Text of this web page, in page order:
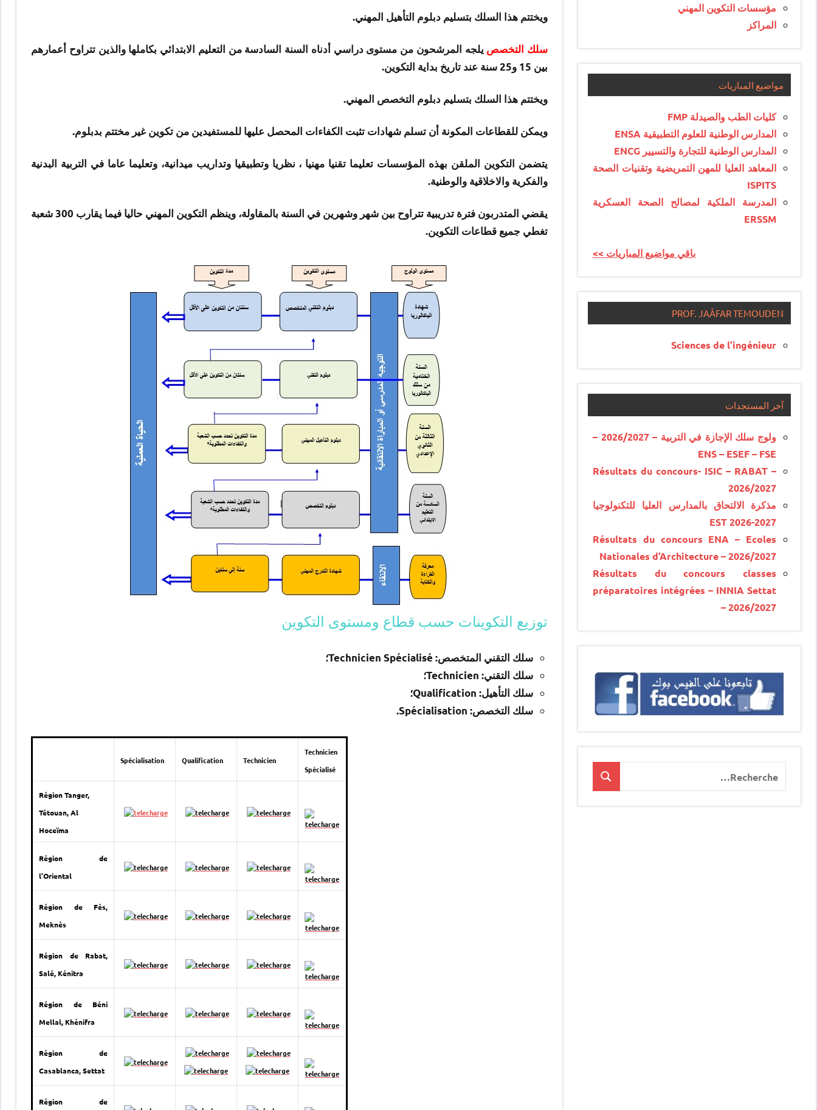
ويختتم هذا السلك بتسليم دبلوم التأهيل المهني.
سلك التخصص يلجه المرشحون من مستوى دراسي أدناه السنة السادسة من التعليم الابتدائي بكاملها والذين تتراوح أعمارهم
بين 15 و25 سنة عند تاريخ بداية التكوين.
ويختتم هذا السلك بتسليم دبلوم التخصص المهني.
ويمكن للقطاعات المكونة أن تسلم شهادات تثبت الكفاءات المحصل عليها للمستفيدين من تكوين غير مختتم بدبلوم.
يتضمن التكوين الملقن بهذه المؤسسات تعليما تقنيا مهنيا ، نظريا وتطبيقيا وتداريب ميدانية، وتعليما عاما في التربية البدنية
والفكرية والاخلاقية والوطنية.
يقضي المتدربون فترة تدريبية تتراوح بين شهر وشهرين في السنة بالمقاولة، وينظم التكوين المهني حاليا فيما يقارب 300 شعبة
تغطي جميع قطاعات التكوين.
توزيع التكوينات حسب قطاع ومستوى التكوين
سلك التقني المتخصص: Technicien Spécialisé؛
سلك التقني: Technicien؛
سلك التأهيل: Qualification؛
سلك التخصص: Spécialisation.
Spécialisation Qualification Technicien
Technicien
Spécialisé
Région Tanger,
Tétouan, Al
Hoceïma
Région de
l’Oriental
Région de Fès,
Meknès
Région de Rabat,
Salé, Kénitra
Région de Béni
Mellal, Khénifra
Région de
Casablanca, Settat
Région de
مؤسسات التكوين المهني
المراكز
مواضيع المباريات
كليات الطب والصيدلة FMP
المدارس الوطنية للعلوم التطبيقية ENSA
المدارس الوطنية للتجارة والتسيير ENCG
المعاهد العليا للمهن التمريضية وتقنيات الصحة
ISPITS
المدرسة الملكية لمصالح الصحة العسكرية
ERSSM
<< باقي مواضيع المباريات
PROF. JAÂFAR TEMOUDEN
Sciences de l’ingénieur
آخر المستجدات
ولوج سلك الإجازة في التربية – 2026/2027 –
ENS – ESEF – FSE
Résultats du concours- ISIC – RABAT –
2026/2027
مذكرة الالتحاق بالمدارس العليا للتكنولوجيا
EST 2026-2027
Résultats du concours ENA – Ecoles
Nationales d’Architecture – 2026/2027
Résultats du concours classes
préparatoires intégrées – INNIA Settat
– 2026/2027
:
Recherche